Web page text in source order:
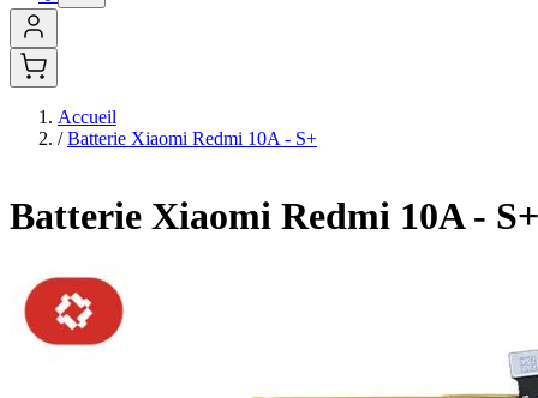
Accueil
/ Batterie Xiaomi Redmi 10A - S+
Batterie Xiaomi Redmi 10A - S+